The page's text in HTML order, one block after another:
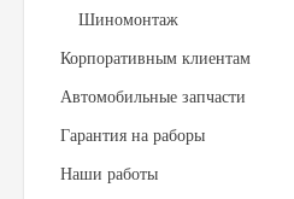
Шиномонтаж
Корпоративным клиентам
Автомобильные запчасти
Гарантия на раборы
Наши работы